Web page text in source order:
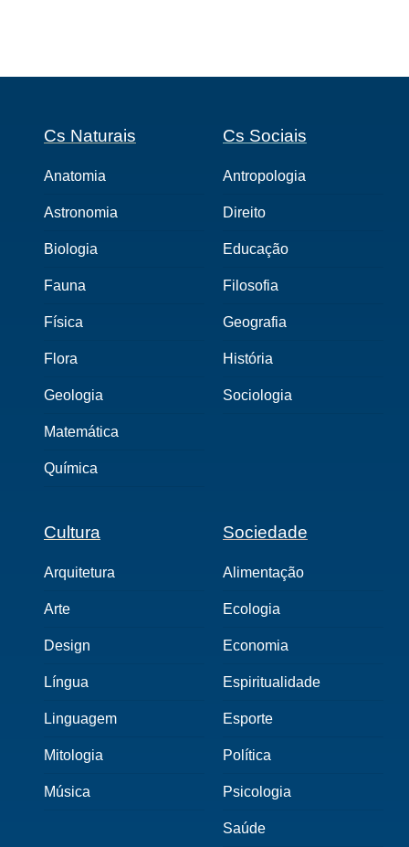
Cs Naturais
Anatomia
Astronomia
Biologia
Fauna
Física
Flora
Geologia
Matemática
Química
Cs Sociais
Antropologia
Direito
Educação
Filosofia
Geografia
História
Sociologia
Cultura
Arquitetura
Arte
Design
Língua
Linguagem
Mitologia
Música
Sociedade
Alimentação
Ecologia
Economia
Espiritualidade
Esporte
Política
Psicologia
Saúde